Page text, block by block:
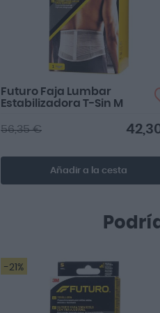
Futuro Faja Lumbar
Estabilizadora T-Sin M
56,35 €
Añadir a la cesta
-21%